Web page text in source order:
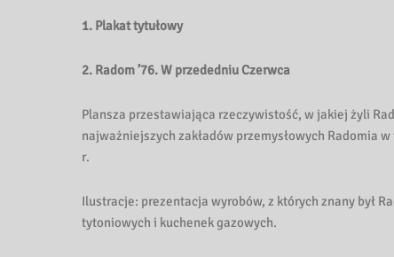
1. Plakat tytułowy
2. Radom ’76. W przededniu Czerwca
Plansza przestawiająca rzeczywistość, w jakiej żyli
najważniejszych zakładów przemysłowych Radomia
r.
Ilustracje: prezentacja wyrobów, z których znany był
tytoniowych i kuchenek gazowych.